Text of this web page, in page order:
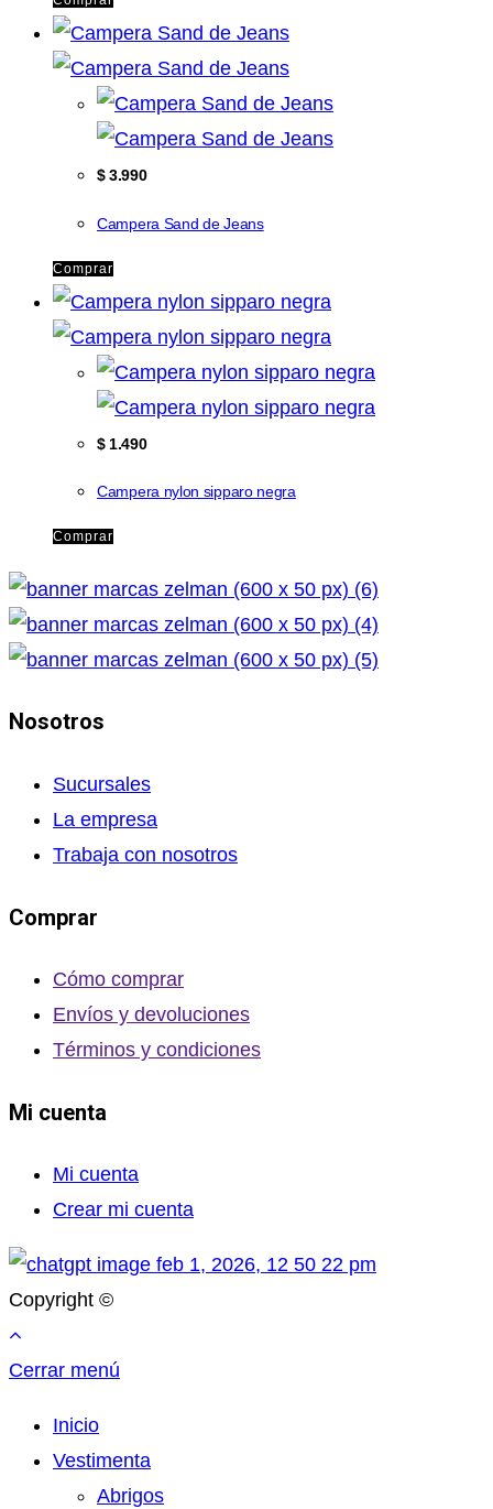
$3.990
Campera Sand de Jeans
Comprar
$1.490
Campera nylon sipparo negra
Comprar
Nosotros
Sucursales
La empresa
Trabaja con nosotros
Comprar
Cómo comprar
Envíos y devoluciones
Términos y condiciones
Mi cuenta
Mi cuenta
Crear mi cuenta
Copyright ©
Cerrar menú
Inicio
Vestimenta
Abrigos